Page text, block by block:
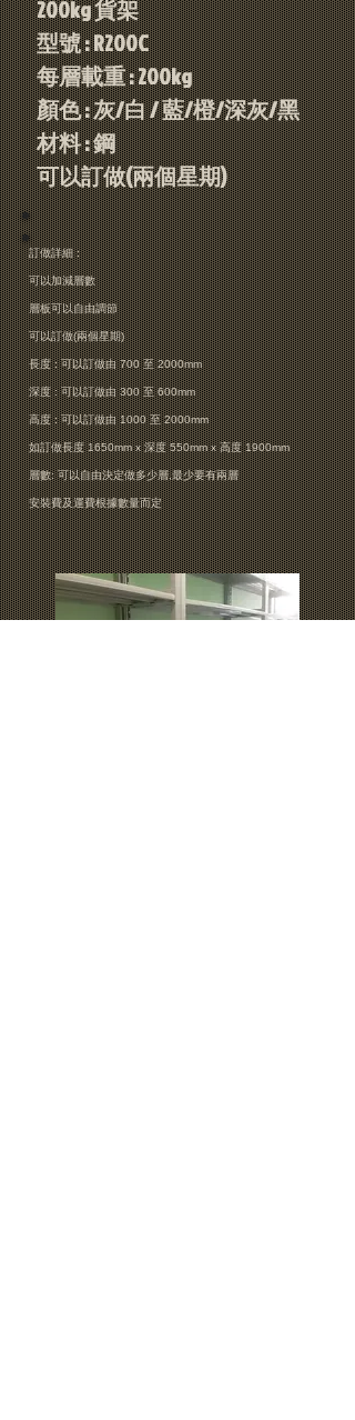
200kg 貨架
型號 : R200C
每層載重 : 200kg
顏色 : 灰/白 / 藍/橙/深灰/黑
材料 : 鋼
可以訂做(兩個星期)
​訂做詳細 :
可以加減層數
層板可以自由調節
​可以訂做(兩個星期)
長度 : 可以訂做由 700 至 2000mm
深度 : 可以訂做由 300 至 600mm
高度 : 可以訂做由 1000 至 2000mm
如訂做長度 1650mm x 深度 550mm x 高度 1900mm
層數: 可以自由決定做多少層,最少要有兩層​
​安裝費及運費根據數量而定